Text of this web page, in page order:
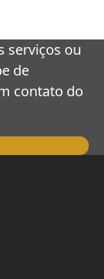
serviços ou
de
contato do